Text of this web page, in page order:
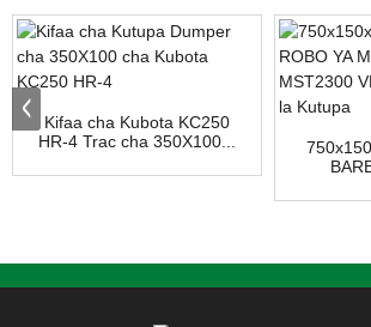
Kifaa cha Kubota KC250
HR-4 Trac cha 350X100...